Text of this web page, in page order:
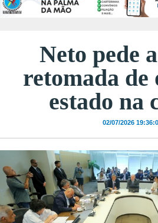
Neto pede
retomada de
estado na
02/07/2026